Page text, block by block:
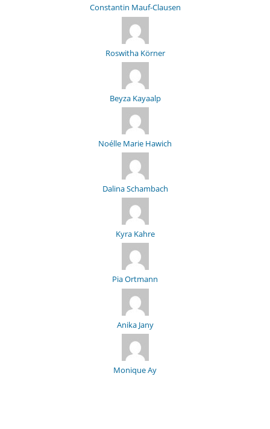
Constantin Mauf-Clausen
Roswitha Körner
Beyza Kayaalp
Noélle Marie Hawich
Dalina Schambach
Kyra Kahre
Pia Ortmann
Anika Jany
Monique Ay